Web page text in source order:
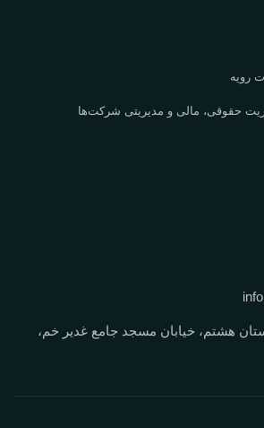
رویه
حقوقی، مالی و مدیریتی شرکت‌ها
info
هشتم، خیابان مسجد جامع غدیر خم،